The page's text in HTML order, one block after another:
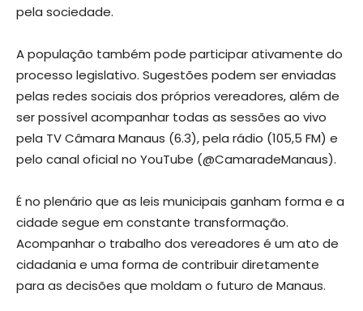
pela sociedade.
A população também pode participar ativamente do
processo legislativo. Sugestões podem ser enviadas
pelas redes sociais dos próprios vereadores, além de
ser possível acompanhar todas as sessões ao vivo
pela TV Câmara Manaus (6.3), pela rádio (105,5 FM) e
pelo canal oficial no YouTube (@CamaradeManaus).
É no plenário que as leis municipais ganham forma e a
cidade segue em constante transformação.
Acompanhar o trabalho dos vereadores é um ato de
cidadania e uma forma de contribuir diretamente
para as decisões que moldam o futuro de Manaus.